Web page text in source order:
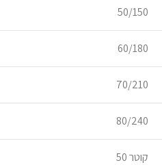
50/150
60/180
70/210
80/240
קוטר 50